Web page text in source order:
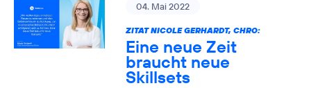
04. Mai 2022
ZITAT NICOLE GERHARDT, CHRO:
Eine neue Zeit
braucht neue
Skillsets